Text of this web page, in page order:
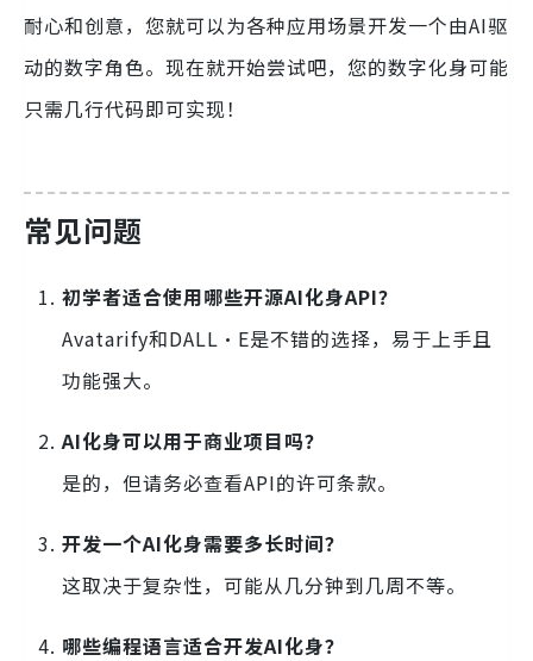
耐心和创意，您就可以为各种应用场景开发一个由AI驱
动的数字角色。现在就开始尝试吧，您的数字化身可能
只需几行代码即可实现！
常见问题
初学者适合使用哪些开源AI化身API？
Avatarify和DALL·E是不错的选择，易于上手且
功能强大。
AI化身可以用于商业项目吗？
是的，但请务必查看API的许可条款。
开发一个AI化身需要多长时间？
这取决于复杂性，可能从几分钟到几周不等。
哪些编程语言适合开发AI化身？